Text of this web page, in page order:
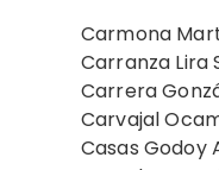
Carmona
Carranza Lira
Carrera
Carvajal
Casas Godoy